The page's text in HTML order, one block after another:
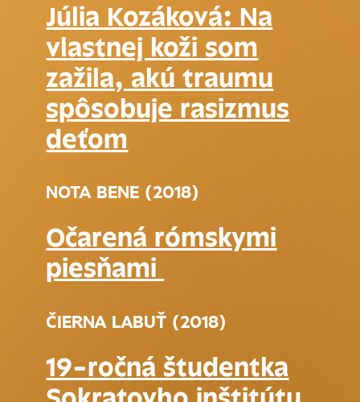
Júlia Kozáková: Na
vlastnej koži som
zažila, akú traumu
spôsobuje rasizmus
deťom
NOTA BENE (2018)
Očarená rómskymi
piesňami
ČIERNA LABUŤ (2018)
19-ročná študentka